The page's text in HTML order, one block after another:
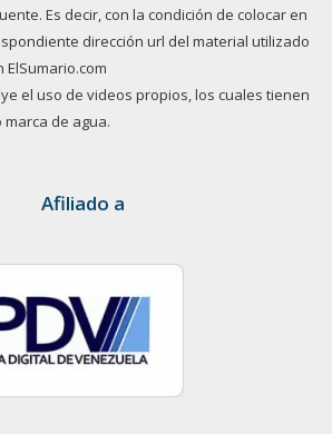
Es decir, con la condición de colocar en
dirección url del material utilizado
el uso de videos propios, los cuales tienen
de agua.
Afiliado a